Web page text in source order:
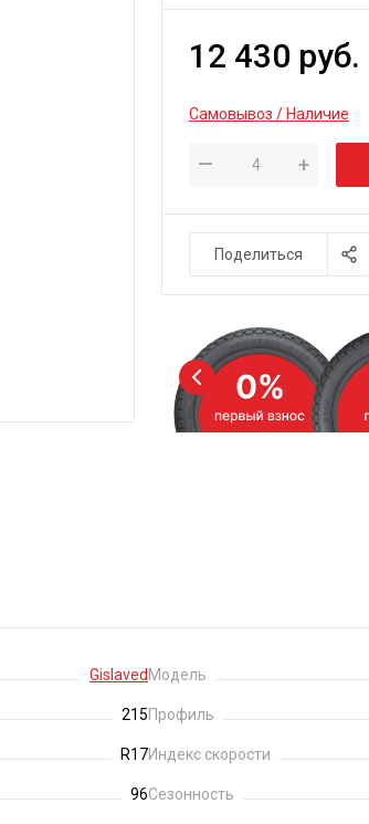
12 430 руб.
Самовывоз / Наличие
— +
Поделиться
Gislaved Модель
215Профиль
R17Индекс скорости
96Сезонность